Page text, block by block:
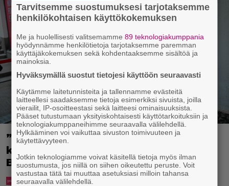
”Mitä isompi vehje, sen paremmin
kulkee” – Susanna Penttilä suuntasi
Bangbussinsa Helsingin keskustaan
Tarvitsemme suostumuksesi tarjotaksemme
henkilökohtaisen käyttökokemuksen
Me ja huolellisesti valitsemamme89 teknologiakumppania
hyödynnämme henkilötietoja tarjotaksemme paremman
käyttäjäkokemuksen sekä kohdentaaksemme sisältöä ja
mainoksia.
Hyväksymällä suostut tietojesi käyttöön seuraavasti
Käytämme laitetunnisteita ja tallennamme evästeitä
laitteellesi saadaksemme tietoja esimerkiksi sivuista, joilla
vierailit, IP-osoitteestasi sekä laitteesi ominaisuuksista.
Pääset tutustumaan yksityiskohtaisesti käyttötarkoituksiin ja
teknologiakumppaneihimme seuraavalla välilehdellä.
Hylkääminen voi vaikuttaa sivuston toimivuuteen ja
käytettävyyteen.
Jotkin teknologiamme voivat käsitellä tietoja myös ilman
suostumusta, jos niillä on siihen oikeutettu peruste. Voit
vastustaa tätä tai muuttaa asetuksiasi milloin tahansa
seuraavalla välilehdellä.